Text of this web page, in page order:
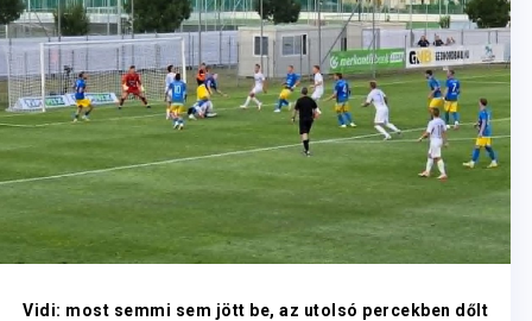
Vidi: most semmi sem jött be, az utolsó percekben dőlt